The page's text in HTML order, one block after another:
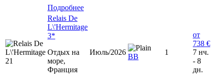
Подробнее
Relais De
L\'Hermitage
3*
Отдых на
море,
Франция
Июль/2026
ВВ
1
от
738 €
7 нч.
- 8
дн.